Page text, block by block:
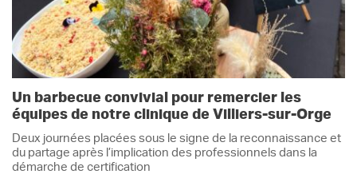
Un barbecue convivial pour remercier les
équipes de notre clinique de Villiers-sur-Orge
Deux journées placées sous le signe de la reconnaissance et
du partage après l’implication des professionnels dans la
démarche de certification